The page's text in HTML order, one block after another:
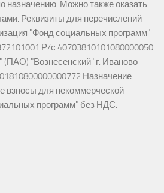
назначению. Можно также оказать
Реквизиты для перечислений
"Фонд социальных программ"
Р/с 40703810101080000050
(ПАО) "Вознесенский" г. Иваново
Назначение
взносы для некоммерческой
программ" без НДС.